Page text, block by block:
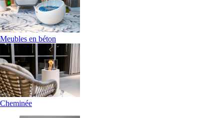
Meubles en béton
Cheminée